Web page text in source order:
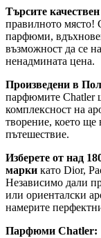
Търсите
правилното място!
парфюми,
възможност да се
ненадмината цена.
Произведени в
парфюмите Chatler
комплексност на
творение, което ще
пътешествие.
Изберете от над
марки като Dior,
Независимо дали
или ориенталски
намерите
Парфюми Chatler: